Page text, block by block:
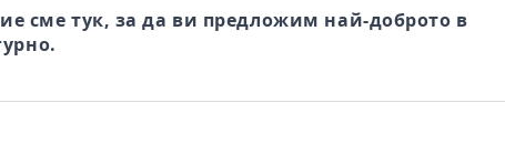
сме тук, за да ви предложим най-доброто в